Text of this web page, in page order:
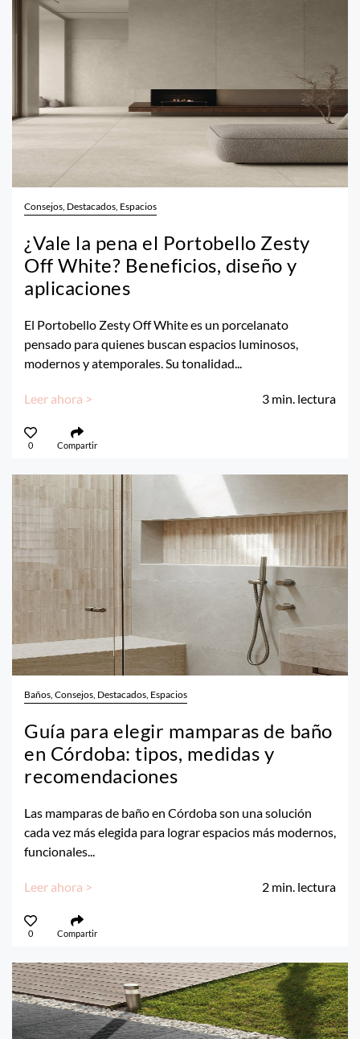
Consejos, Destacados, Espacios
¿Vale la pena el Portobello Zesty
Off White? Beneficios, diseño y
aplicaciones
El Portobello Zesty Off White es un porcelanato
pensado para quienes buscan espacios luminosos,
modernos y atemporales. Su tonalidad...
Leer ahora > 3 min. lectura
0 Compartir
Baños, Consejos, Destacados, Espacios
Guía para elegir mamparas de baño
en Córdoba: tipos, medidas y
recomendaciones
Las mamparas de baño en Córdoba son una solución
cada vez más elegida para lograr espacios más modernos,
funcionales...
Leer ahora > 2 min. lectura
0 Compartir